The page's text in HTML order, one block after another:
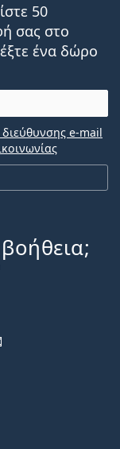
50
σας στο
ένα δώρο
e-mail